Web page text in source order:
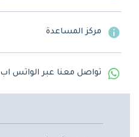
مركز المساعدة
تواصل معنا عبر الواتس اب